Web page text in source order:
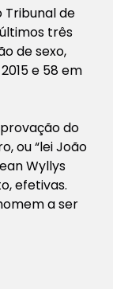
Tribunal de
três
de sexo,
e 58 em
do
ou “lei João
Wyllys
efetivas.
a ser